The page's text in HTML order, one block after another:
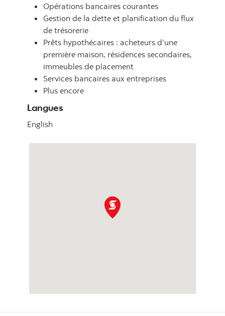
Opérations bancaires courantes
Gestion de la dette et planification du flux
de trésorerie
Prêts hypothécaires : acheteurs d’une
première maison, résidences secondaires,
immeubles de placement
Services bancaires aux entreprises
Plus encore
Langues
English